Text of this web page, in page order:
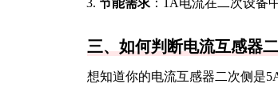
节能需求 ：1A电流在二次设备
三、如何判断电流互感器
想知道你的电流互感器二次侧是